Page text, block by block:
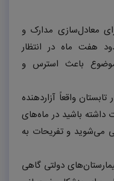
معادل‌سازی مدارک و
هفت ماه در انتظار
موضوع باعث استرس و
واقعاً آزاردهنده
داشته باشید در ماه‌های
می‌شوید و تفریحات به
دولتی گاهی